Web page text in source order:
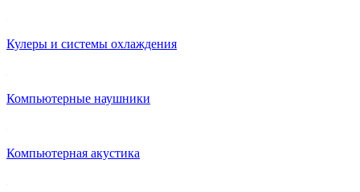
Кулеры и системы охлаждения
Компьютерные наушники
Компьютерная акустика